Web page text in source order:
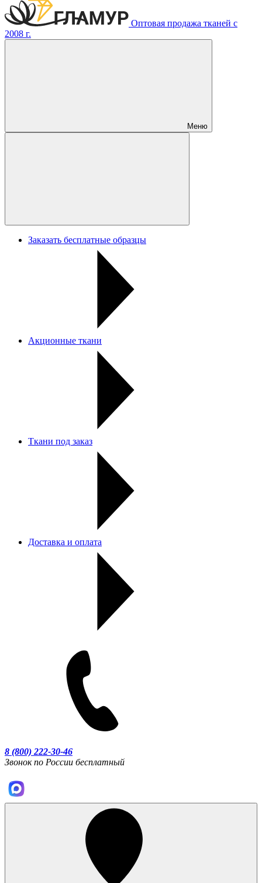
Оптовая продажа тканей с
2008 г.
Меню
Заказать бесплатные образцы
Акционные ткани
Ткани под заказ
Доставка и оплата
8 (800) 222-30-46
Звонок по России бесплатный